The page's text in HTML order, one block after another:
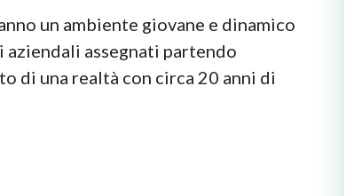
un ambiente giovane e dinamico
assegnati partendo
di una realtà con circa 20 anni di